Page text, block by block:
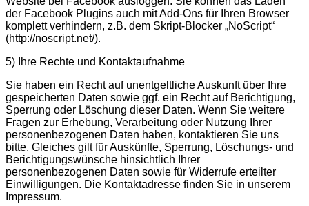
der Facebook Plugins auch mit Add-Ons für Ihren Browser
komplett verhindern, z.B. dem Skript-Blocker „NoScript“
(http://noscript.net/).
5) Ihre Rechte und Kontaktaufnahme
Sie haben ein Recht auf unentgeltliche Auskunft über Ihre
gespeicherten Daten sowie ggf. ein Recht auf Berichtigung,
Sperrung oder Löschung dieser Daten. Wenn Sie weitere
Fragen zur Erhebung, Verarbeitung oder Nutzung Ihrer
personenbezogenen Daten haben, kontaktieren Sie uns
bitte. Gleiches gilt für Auskünfte, Sperrung, Löschungs- und
Berichtigungswünsche hinsichtlich Ihrer
personenbezogenen Daten sowie für Widerrufe erteilter
Einwilligungen. Die Kontaktadresse finden Sie in unserem
Impressum.